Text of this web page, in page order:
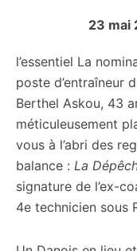
23 mai
l’essentiel La
poste d’entraîneur
Berthel Askou, 43
méticuleusement
vous à l’abri des
balance : La
signature de l’ex-
4e technicien sous